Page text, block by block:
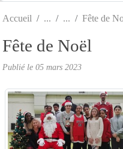
Accueil Fête de
Fête de Noël
Publié le 05 mars 2023